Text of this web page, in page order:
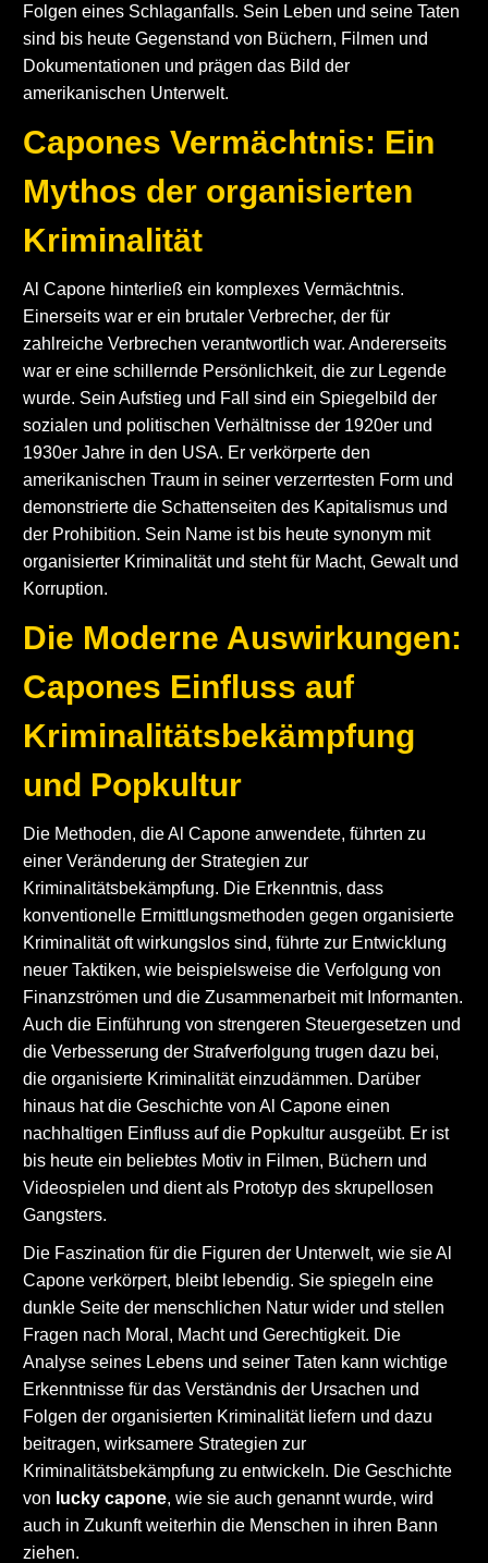
Folgen eines Schlaganfalls. Sein Leben und seine Taten
sind bis heute Gegenstand von Büchern, Filmen und
Dokumentationen und prägen das Bild der
amerikanischen Unterwelt.
Capones Vermächtnis: Ein
Mythos der organisierten
Kriminalität
Al Capone hinterließ ein komplexes Vermächtnis.
Einerseits war er ein brutaler Verbrecher, der für
zahlreiche Verbrechen verantwortlich war. Andererseits
war er eine schillernde Persönlichkeit, die zur Legende
wurde. Sein Aufstieg und Fall sind ein Spiegelbild der
sozialen und politischen Verhältnisse der 1920er und
1930er Jahre in den USA. Er verkörperte den
amerikanischen Traum in seiner verzerrtesten Form und
demonstrierte die Schattenseiten des Kapitalismus und
der Prohibition. Sein Name ist bis heute synonym mit
organisierter Kriminalität und steht für Macht, Gewalt und
Korruption.
Die Moderne Auswirkungen:
Capones Einfluss auf
Kriminalitätsbekämpfung
und Popkultur
Die Methoden, die Al Capone anwendete, führten zu
einer Veränderung der Strategien zur
Kriminalitätsbekämpfung. Die Erkenntnis, dass
konventionelle Ermittlungsmethoden gegen organisierte
Kriminalität oft wirkungslos sind, führte zur Entwicklung
neuer Taktiken, wie beispielsweise die Verfolgung von
Finanzströmen und die Zusammenarbeit mit Informanten.
Auch die Einführung von strengeren Steuergesetzen und
die Verbesserung der Strafverfolgung trugen dazu bei,
die organisierte Kriminalität einzudämmen. Darüber
hinaus hat die Geschichte von Al Capone einen
nachhaltigen Einfluss auf die Popkultur ausgeübt. Er ist
bis heute ein beliebtes Motiv in Filmen, Büchern und
Videospielen und dient als Prototyp des skrupellosen
Gangsters.
Die Faszination für die Figuren der Unterwelt, wie sie Al
Capone verkörpert, bleibt lebendig. Sie spiegeln eine
dunkle Seite der menschlichen Natur wider und stellen
Fragen nach Moral, Macht und Gerechtigkeit. Die
Analyse seines Lebens und seiner Taten kann wichtige
Erkenntnisse für das Verständnis der Ursachen und
Folgen der organisierten Kriminalität liefern und dazu
beitragen, wirksamere Strategien zur
Kriminalitätsbekämpfung zu entwickeln. Die Geschichte
von lucky capone, wie sie auch genannt wurde, wird
auch in Zukunft weiterhin die Menschen in ihren Bann
ziehen.